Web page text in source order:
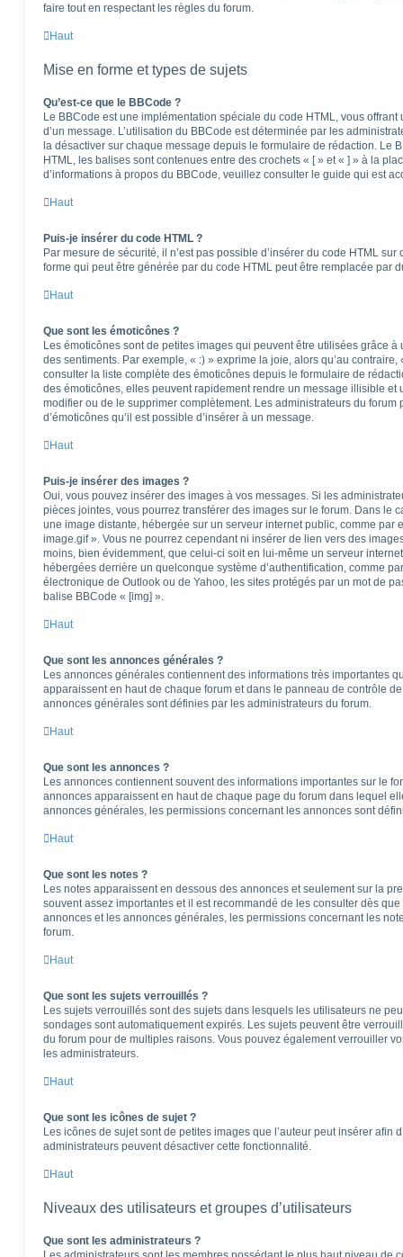
faire tout en respectant les règles du forum.
Haut
Mise en forme et types de sujets
Qu’est-ce que le BBCode ?
Le BBCode est une implémentation spéciale du code HTML, vous
d’un message. L’utilisation du BBCode est déterminée par les
la désactiver sur chaque message depuis le formulaire de rédaction. Le
HTML, les balises sont contenues entre des crochets « [ » et « ] » à la
d’informations à propos du BBCode, veuillez consulter le guide qui est
Haut
Puis-je insérer du code HTML ?
Par mesure de sécurité, il n’est pas possible d’insérer du code HTML
forme qui peut être générée par du code HTML peut être remplacée par
Haut
Que sont les émoticônes ?
Les émoticônes sont de petites images qui peuvent être utilisées grâce à
des sentiments. Par exemple, « :) » exprime la joie, alors qu’au
consulter la liste complète des émoticônes depuis le formulaire de
des émoticônes, elles peuvent rapidement rendre un message illisible et
modifier ou de le supprimer complètement. Les administrateurs du
d’émoticônes qu’il est possible d’insérer à un message.
Haut
Puis-je insérer des images ?
Oui, vous pouvez insérer des images à vos messages. Si les
pièces jointes, vous pourrez transférer des images sur le forum. Dans le
une image distante, hébergée sur un serveur internet public, comme par
image.gif ». Vous ne pourrez cependant ni insérer de lien vers des
moins, bien évidemment, que celui-ci soit en lui-même un serveur
hébergées derrière un quelconque système d’authentification, comme
électronique de Outlook ou de Yahoo, les sites protégés par un mot de
balise BBCode « [img] ».
Haut
Que sont les annonces générales ?
Les annonces générales contiennent des informations très importantes
apparaissent en haut de chaque forum et dans le panneau de contrôle
annonces générales sont définies par les administrateurs du forum.
Haut
Que sont les annonces ?
Les annonces contiennent souvent des informations importantes sur le
annonces apparaissent en haut de chaque page du forum dans lequel
annonces générales, les permissions concernant les annonces sont
Haut
Que sont les notes ?
Les notes apparaissent en dessous des annonces et seulement sur la
souvent assez importantes et il est recommandé de les consulter dès
annonces et les annonces générales, les permissions concernant les
forum.
Haut
Que sont les sujets verrouillés ?
Les sujets verrouillés sont des sujets dans lesquels les utilisateurs ne
sondages sont automatiquement expirés. Les sujets peuvent être
du forum pour de multiples raisons. Vous pouvez également verrouiller
les administrateurs.
Haut
Que sont les icônes de sujet ?
Les icônes de sujet sont de petites images que l’auteur peut insérer afin
administrateurs peuvent désactiver cette fonctionnalité.
Haut
Niveaux des utilisateurs et groupes d’utilisateurs
Que sont les administrateurs ?